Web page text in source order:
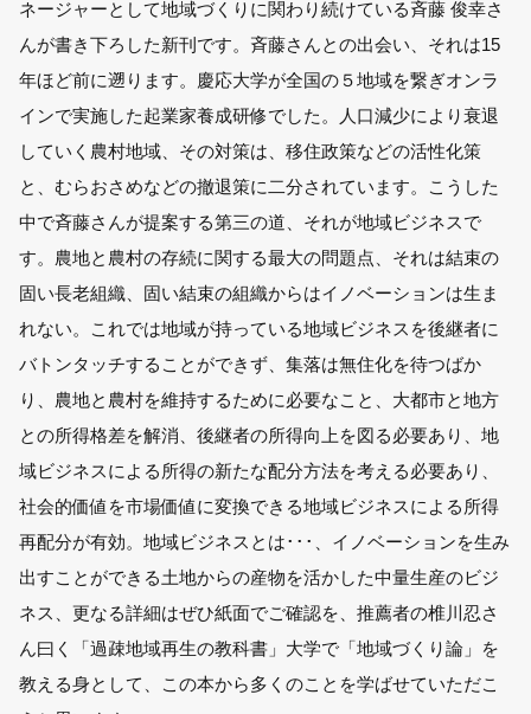
ネージャーとして地域づくりに関わり続けている斉藤 俊幸さ
んが書き下ろした新刊です。斉藤さんとの出会い、それは15
年ほど前に遡ります。慶応大学が全国の５地域を繋ぎオンラ
インで実施した起業家養成研修でした。人口減少により衰退
していく農村地域、その対策は、移住政策などの活性化策
と、むらおさめなどの撤退策に二分されています。こうした
中で斉藤さんが提案する第三の道、それが地域ビジネスで
す。農地と農村の存続に関する最大の問題点、それは結束の
固い長老組織、固い結束の組織からはイノベーションは生ま
れない。これでは地域が持っている地域ビジネスを後継者に
バトンタッチすることができず、集落は無住化を待つばか
り、農地と農村を維持するために必要なこと、大都市と地方
との所得格差を解消、後継者の所得向上を図る必要あり、地
域ビジネスによる所得の新たな配分方法を考える必要あり、
社会的価値を市場価値に変換できる地域ビジネスによる所得
再配分が有効。地域ビジネスとは･･･、イノベーションを生み
出すことができる土地からの産物を活かした中量生産のビジ
ネス、更なる詳細はぜひ紙面でご確認を、推薦者の椎川忍さ
ん曰く「過疎地域再生の教科書」大学で「地域づくり論」を
教える身として、この本から多くのことを学ばせていただこ